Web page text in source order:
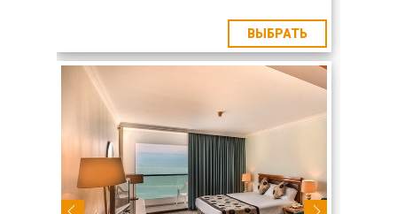
ВЫБРАТЬ